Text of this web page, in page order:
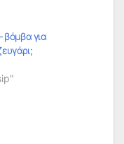
βόμβα για